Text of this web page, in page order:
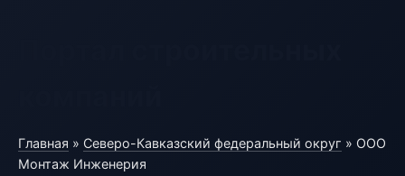
Главная » Северо-Кавказский федеральный округ » ООО
Монтаж Инженерия